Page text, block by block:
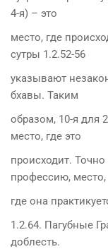
4-я) – это
место, где
сутры 1.2.52-56
указывают
бхавы. Таким
образом, 10-я для
место, где это
происходит.
профессию, место,
где она
1.2.64. Пагубные
доблесть.